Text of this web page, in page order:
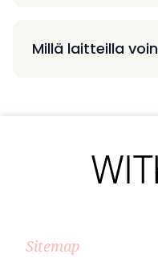
Millä laitteilla
Sitemap